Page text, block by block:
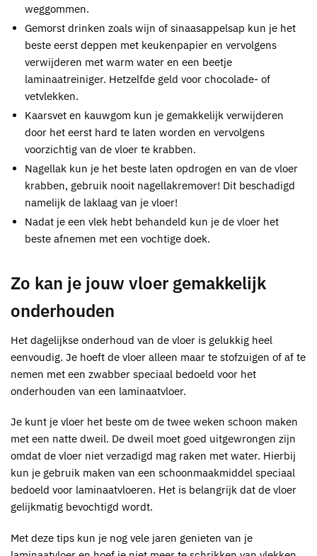
weggommen.
Gemorst drinken zoals wijn of sinaasappelsap kun je het
beste eerst deppen met keukenpapier en vervolgens
verwijderen met warm water en een beetje
laminaatreiniger. Hetzelfde geld voor chocolade- of
vetvlekken.
Kaarsvet en kauwgom kun je gemakkelijk verwijderen
door het eerst hard te laten worden en vervolgens
voorzichtig van de vloer te krabben.
Nagellak kun je het beste laten opdrogen en van de vloer
krabben, gebruik nooit nagellakremover! Dit beschadigd
namelijk de laklaag van je vloer!
Nadat je een vlek hebt behandeld kun je de vloer het
beste afnemen met een vochtige doek.
Zo kan je jouw vloer gemakkelijk
onderhouden
Het dagelijkse onderhoud van de vloer is gelukkig heel
eenvoudig. Je hoeft de vloer alleen maar te stofzuigen of af te
nemen met een zwabber speciaal bedoeld voor het
onderhouden van een laminaatvloer.
Je kunt je vloer het beste om de twee weken schoon maken
met een natte dweil. De dweil moet goed uitgewrongen zijn
omdat de vloer niet verzadigd mag raken met water. Hierbij
kun je gebruik maken van een schoonmaakmiddel speciaal
bedoeld voor laminaatvloeren. Het is belangrijk dat de vloer
gelijkmatig bevochtigd wordt.
Met deze tips kun je nog vele jaren genieten van je